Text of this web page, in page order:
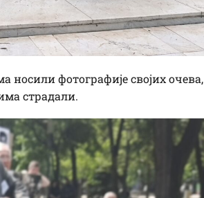
носили фотографије својих очева,
страдали.